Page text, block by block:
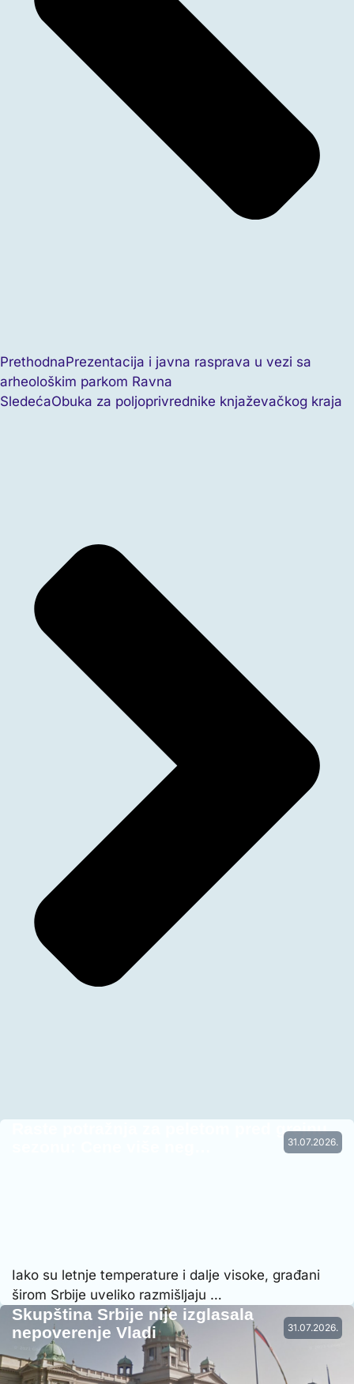
PrethodnaPrezentacija i javna rasprava u vezi sa
arheološkim parkom Ravna
SledećaObuka za poljoprivrednike knjaževačkog kraja
31.07.2026.
Raste potražnja za peletom pred grejnu
Iako su letnje temperature i dalje visoke, građani
širom Srbije uveliko razmišljaju …
31.07.2026.
Skupština Srbije nije izglasala
nepoverenje Vladi